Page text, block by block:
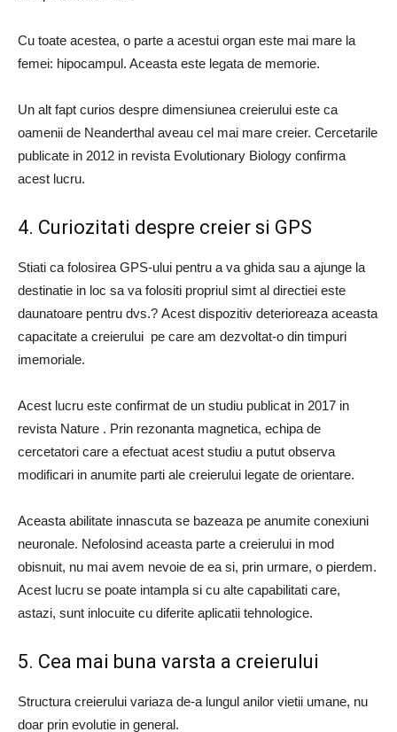
Cu toate acestea, o parte a acestui organ este mai mare la
femei: hipocampul. Aceasta este legata de memorie.
Un alt fapt curios despre dimensiunea creierului este ca
oamenii de Neanderthal aveau cel mai mare creier. Cercetarile
publicate in 2012 in revista Evolutionary Biology confirma
acest lucru.
4. Curiozitati despre creier si GPS
Stiati ca folosirea GPS-ului pentru a va ghida sau a ajunge la
destinatie in loc sa va folositi propriul simt al directiei este
daunatoare pentru dvs.? Acest dispozitiv deterioreaza aceasta
capacitate a creierului pe care am dezvoltat-o ​​din timpuri
imemoriale.
Acest lucru este confirmat de un studiu publicat in 2017 in
revista Nature . Prin rezonanta magnetica, echipa de
cercetatori care a efectuat acest studiu a putut observa
modificari in anumite parti ale creierului legate de orientare.
Aceasta abilitate innascuta se bazeaza pe anumite conexiuni
neuronale. Nefolosind aceasta parte a creierului in mod
obisnuit, nu mai avem nevoie de ea si, prin urmare, o pierdem.
Acest lucru se poate intampla si cu alte capabilitati care,
astazi, sunt inlocuite cu diferite aplicatii tehnologice.
5. Cea mai buna varsta a creierului
Structura creierului variaza de-a lungul anilor vietii umane, nu
doar prin evolutie in general.